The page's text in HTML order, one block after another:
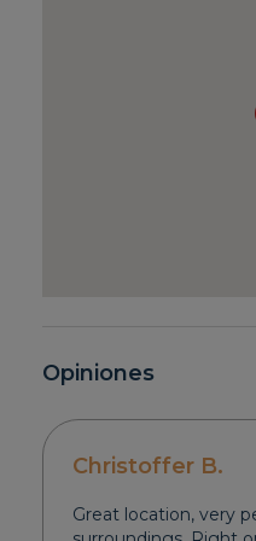
Opiniones
Christoffer B.
Great location, very